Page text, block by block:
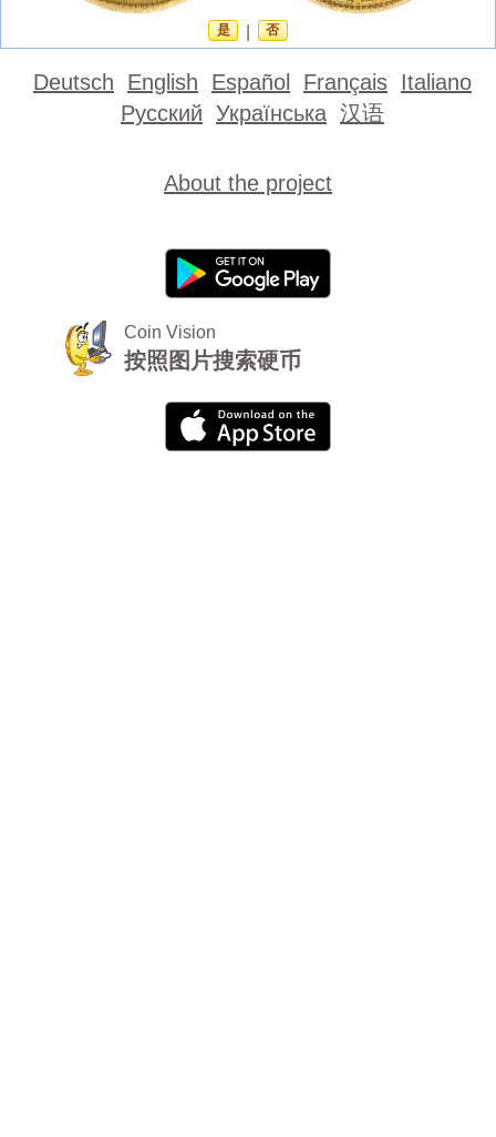
是 否
Deutsch English Español Français Italiano
Русский Українська 汉语
About the project
Coin Vision
按照图片搜索硬币